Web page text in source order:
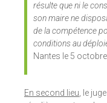
résulte que ni le
son maire ne
de la compétence
conditions au
Nantes le 5
En second lieu , le